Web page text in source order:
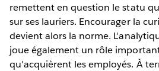
remettent en question le statu
sur ses lauriers. Encourager la
devient alors la norme.
joue également un rôle
qu'acquièrent les employés. À